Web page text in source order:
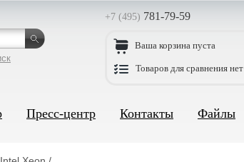
+7 (495) 781-79-59
Ваша корзина пуста
Товаров для сравнения нет
Пресс-центр Контакты Файлы